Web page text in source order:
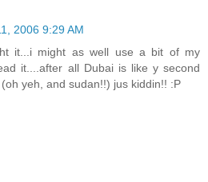
2006 9:29 AM
it...i might as well use a bit of my
it....after all Dubai is like y second
yeh, and sudan!!) jus kiddin!! :P